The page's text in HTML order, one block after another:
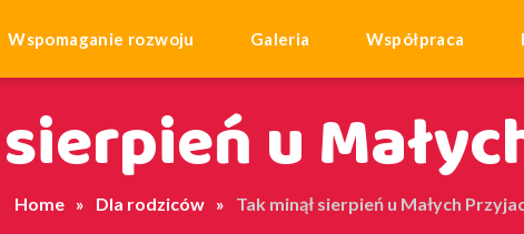
Wspomaganie rozwoju Galeria Współpraca
u
Home Dla rodziców Tak minął sierpień u Małych